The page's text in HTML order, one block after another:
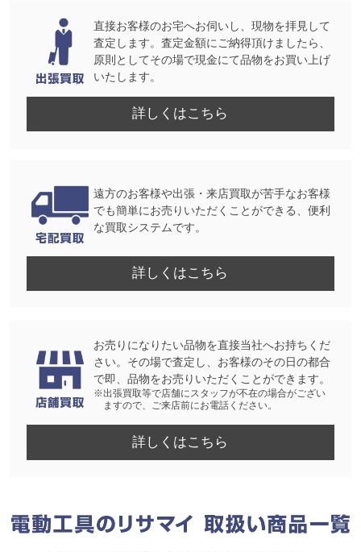
直接お客様のお宅へお伺いし、現物を拝見して
査定します。査定金額にご納得頂けましたら、
原則としてその場で現金にて品物をお買い上げ
いたします。
詳しくはこちら
遠方のお客様や出張・来店買取が苦手なお客様
でも簡単にお売りいただくことができる、便利
な買取システムです。
詳しくはこちら
お売りになりたい品物を直接当社へお持ちくだ
さい。その場で査定し、お客様のその日の都合
で即、品物をお売りいただくことができます。
※出張買取等で店舗にスタッフが不在の場合がござい
ますので、ご来店前にお電話ください。
詳しくはこちら